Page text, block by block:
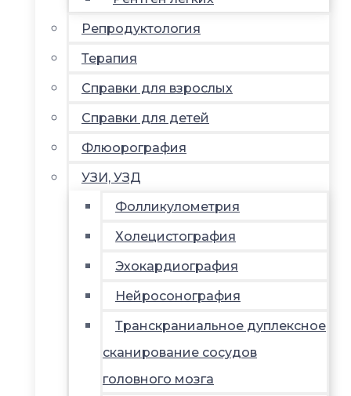
Репродуктология
Терапия
Справки для взрослых
Справки для детей
Флюорография
УЗИ, УЗД
Фолликулометрия
Холецистография
Эхокардиография
Нейросонография
Транскраниальное дуплексное
сканирование сосудов
головного мозга